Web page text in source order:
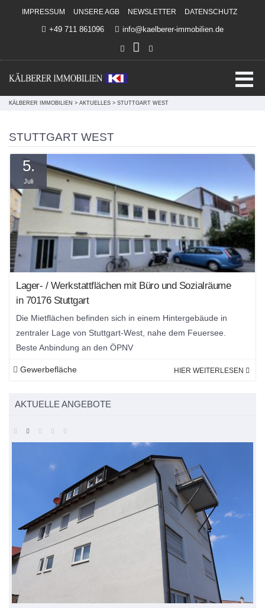
Direkt zum Inhalt springen
IMPRESSUM UNSERE AGB NEWSLETTER DATENSCHUTZ
+49 711 861096 info@kaelberer-immobilien.de
KÄLBERER IMMOBILIEN > AKTUELLES > STUTTGART WEST
STUTTGART WEST
5.
Juli
Lager- / Werkstattflächen mit Büro und Sozialräume
in 70176 Stuttgart
Die Mietflächen befinden sich in einem Hintergebäude in
zentraler Lage von Stuttgart-West, nahe dem Feuersee.
Beste Anbindung an den ÖPNV
Gewerbefläche HIER WEITERLESEN
AKTUELLE ANGEBOTE